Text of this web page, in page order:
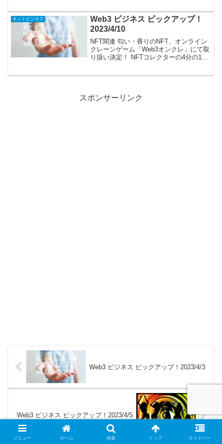
ネットビジネス
Web3 ビジネス ピックアップ！
2023/4/10
NFT関連 匂い・香りのNFT、オンライン
クレーンゲーム「Web3オンクレ」にて取
り扱い決定！ NFTコレクターの4分の1、
スポンサーリンク
Web3 ビジネス ピックアップ！2023/4/3
Web3 ビジネス ピックアップ！2023/4/5
メニュー ホーム 検索 トップ サイドバー